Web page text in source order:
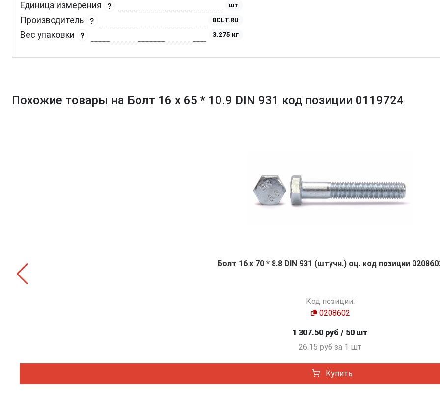
Единица измерения шт
Производитель BOLT.RU
Вес упаковки 3.275 кг
Похожие товары на Болт 16 х 65 * 10.9 DIN 931 код позиции 0119724
Болт 16 х 70 * 8.8 DIN 931 (штучн.) оц. код позиции
Код позиции:
0208602
1 307.50 руб / 50 шт
26.15 руб за 1 шт
Купить